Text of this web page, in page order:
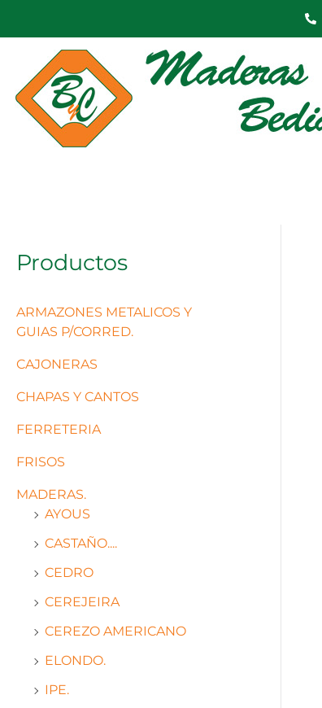
contenido
Productos
ARMAZONES METALICOS Y
GUIAS P/CORRED.
CAJONERAS
CHAPAS Y CANTOS
FERRETERIA
FRISOS
MADERAS.
AYOUS
CASTAÑO....
CEDRO
CEREJEIRA
CEREZO AMERICANO
ELONDO.
IPE.